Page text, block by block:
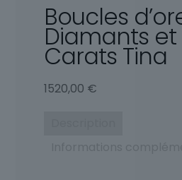
Boucles
Diamants et
Carats Tina
1520,00 €